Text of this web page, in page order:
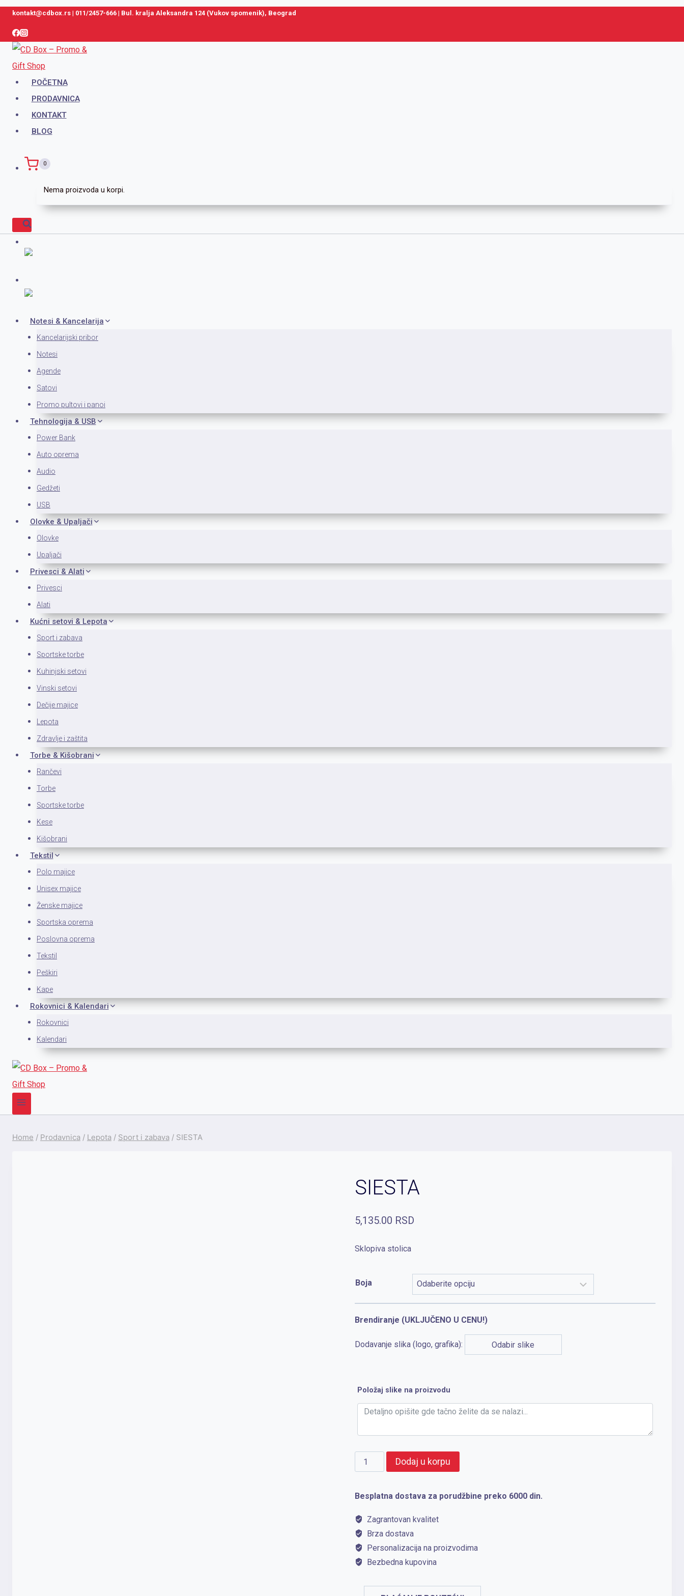
Skip
content
kontakt@cdbox.rs | 011/2457-666 | Bul. kralja Aleksandra 124 (Vukov spomenik), Beograd
POČETNA
PRODAVNICA
KONTAKT
BLOG
0
Nema proizvoda u korpi.
Notesi & Kancelarija
Kancelarijski pribor
Notesi
Agende
Satovi
Promo pultovi i panoi
Tehnologija & USB
Power Bank
Auto oprema
Audio
Gedžeti
USB
Olovke & Upaljači
Olovke
Upaljači
Privesci & Alati
Privesci
Alati
Kućni setovi & Lepota
Sport i zabava
Sportske torbe
Kuhinjski setovi
Vinski setovi
Dečije majice
Lepota
Zdravlje i zaštita
Torbe & Kišobrani
Rančevi
Torbe
Sportske torbe
Kese
Kišobrani
Tekstil
Polo majice
Unisex majice
Ženske majice
Sportska oprema
Poslovna oprema
Tekstil
Peškiri
Kape
Rokovnici & Kalendari
Rokovnici
Kalendari
Home / Prodavnica / Lepota / Sport i zabava / SIESTA
SIESTA
5,135.00 RSD
Sklopiva stolica
Boja
Brendiranje (UKLJUČENO U CENU!)
Dodavanje slika (logo, grafika): Odabir slike
Položaj slike na proizvodu
SIESTA
Dodaj u korpu
Besplatna dostava za porudžbine preko 6000 din.
Zagrantovan kvalitet
Brza dostava
Personalizacija na proizvodima
Bezbedna kupovina